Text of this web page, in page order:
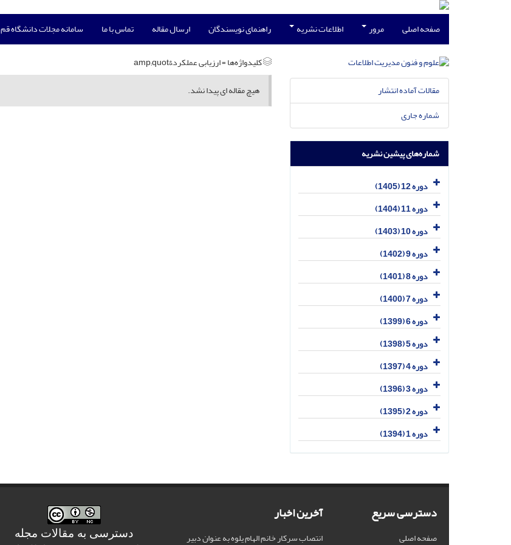
صفحه اصلی مرور اطلاعات نشریه راهنمای نویسندگان ارسال مقاله تماس با ما سامانه مجلات دانشگاه قم
کلیدواژه‌ها =ارزیابی عملکرد&amp;quot
هیچ مقاله ای پیدا نشد.
مقالات آماده انتشار
شماره جاری
شماره‌های پیشین نشریه
دوره 12 (1405)
دوره 11 (1404)
دوره 10 (1403)
دوره 9 (1402)
دوره 8 (1401)
دوره 7 (1400)
دوره 6 (1399)
دوره 5 (1398)
دوره 4 (1397)
دوره 3 (1396)
دوره 2 (1395)
دوره 1 (1394)
دسترسی سریع
صفحه اصلی
آخرین اخبار
انتصاب سرکار خانم الهام یلوه به عنوان دبیر
دسترسی به مقالات مجله